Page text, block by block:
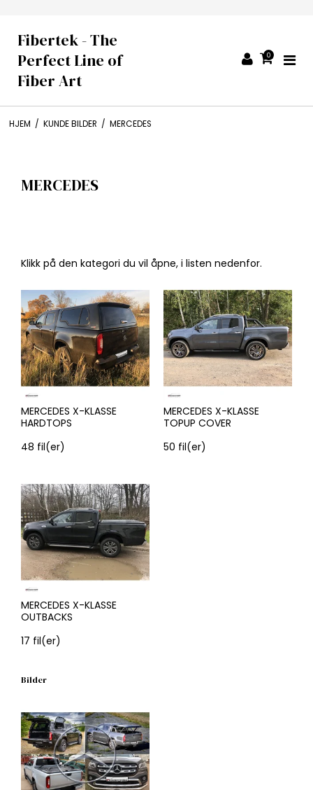
Fibertek - The
Perfect Line of
Fiber Art
0
HJEM / KUNDE BILDER / MERCEDES
MERCEDES
Klikk på den kategori du vil åpne, i listen nedenfor.
MERCEDES X-KLASSE
HARDTOPS
48 fil(er)
MERCEDES X-KLASSE
TOPUP COVER
50 fil(er)
MERCEDES X-KLASSE
OUTBACKS
17 fil(er)
Bilder